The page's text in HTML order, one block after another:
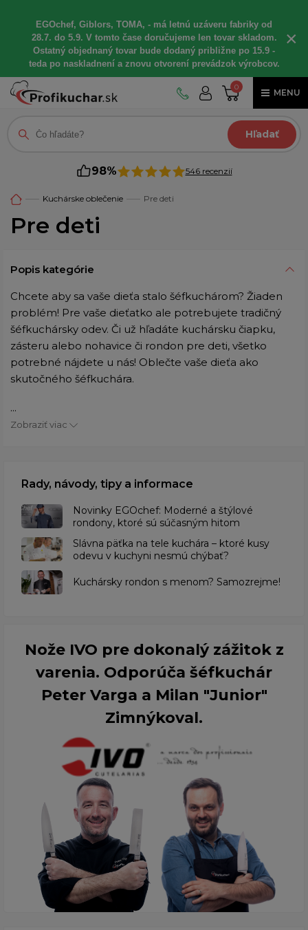
EGOchef, Giblors, TOMA, - má letnú uzáveru fabriky od
28.7. do 5.9. V tomto čase doručujeme len tovar skladom.
Ostatný objednaný tovar bude dodaný približne po 15.9 -
teda po naskladnení a znovu otvorení prevádzok výrobcov.
×
0
MENU
Hľadať
98% 546 recenzií
Kuchárske oblečenie Pre deti
Pre deti
Popis kategórie
Chcete aby sa vaše dieťa stalo šéfkuchárom? Žiaden
problém! Pre vaše dieťatko ale potrebujete tradičný
šéfkuchársky odev. Či už hľadáte kuchársku čiapku,
zásteru alebo nohavice či rondon pre deti, všetko
potrebné nájdete u nás! Oblečte vaše dieťa ako
skutočného šéfkuchára.
...
Zobraziť viac
Rady, návody, tipy a informace
Novinky EGOchef: Moderné a štýlové
rondony, ktoré sú súčasným hitom
Slávna päťka na tele kuchára – ktoré kusy
odevu v kuchyni nesmú chýbať?
Kuchársky rondon s menom? Samozrejme!
Nože IVO pre dokonalý zážitok z
varenia. Odporúča šéfkuchár
Peter Varga a Milan "Junior"
Zimnýkoval.